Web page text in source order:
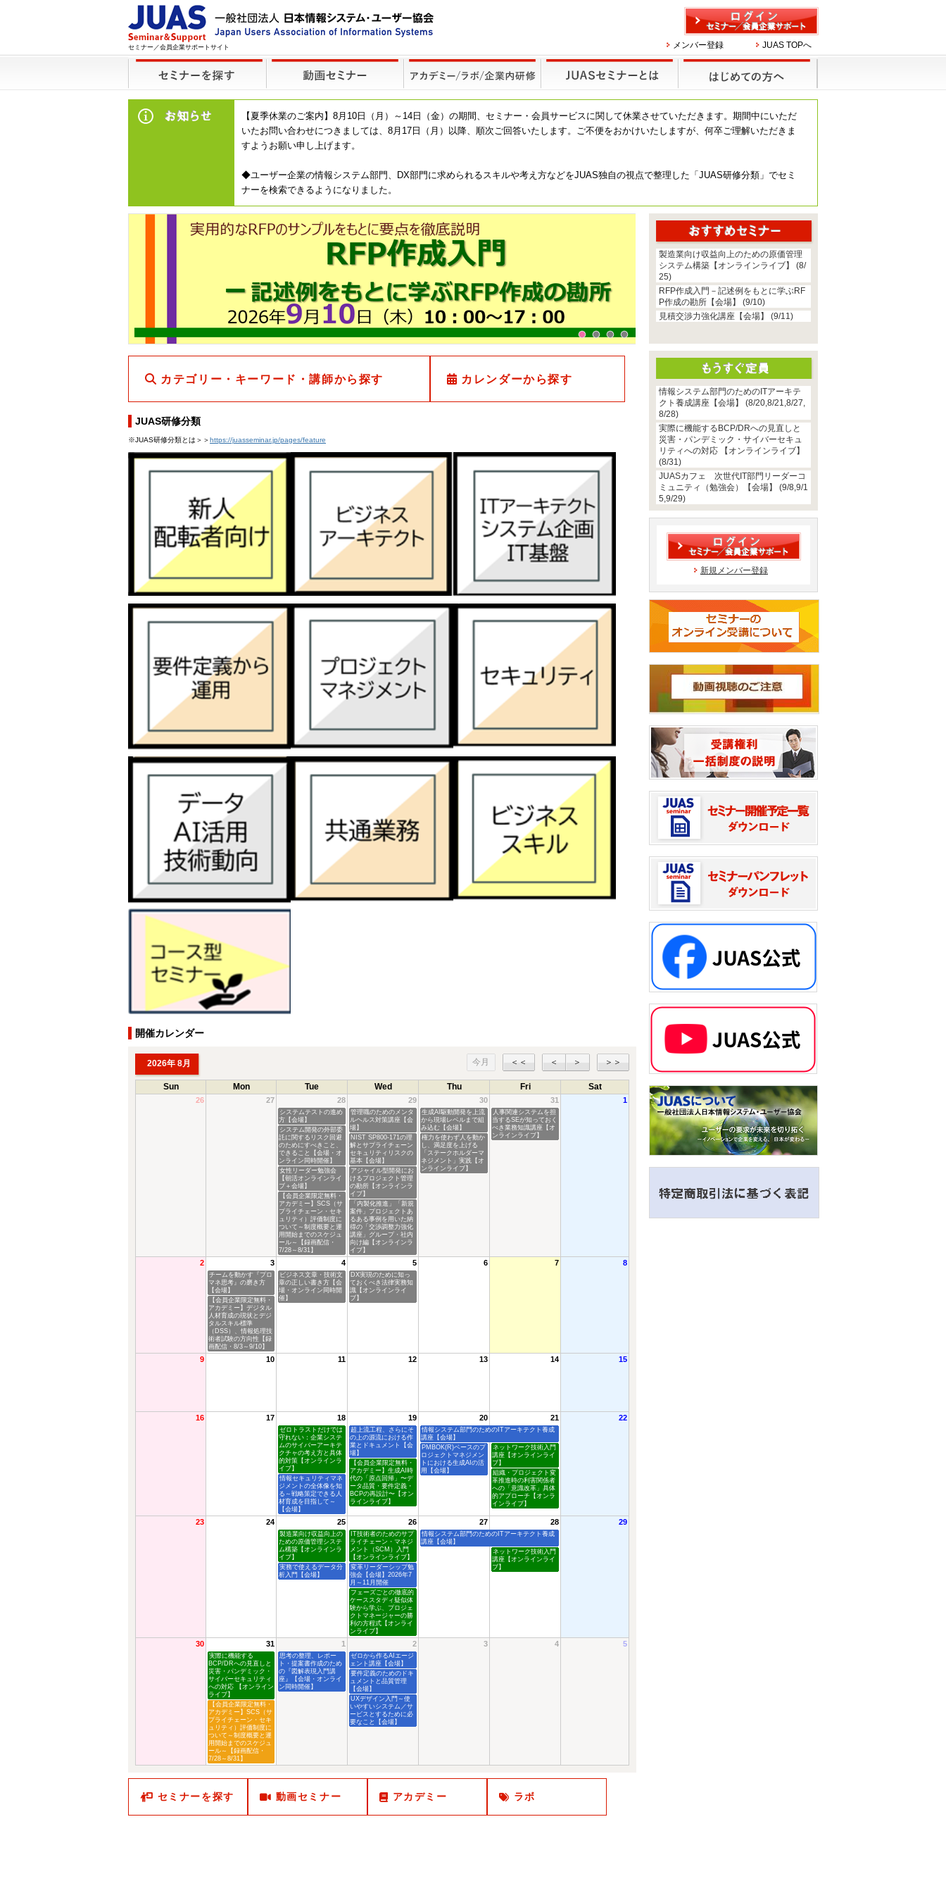
セミナー／会員企業サポートサイト メンバー登録 JUAS TOPへ
【夏季休業のご案内】8月10日（月）～14日（金）の期間、セミナー・会員サービスに関して休業させていただきます。期間中にいただ
いたお問い合わせにつきましては、8月17日（月）以降、順次ご回答いたします。ご不便をおかけいたしますが、何卒ご理解いただきま
すようお願い申し上げます。
◆ユーザー企業の情報システム部門、DX部門に求められるスキルや考え方などをJUAS独自の視点で整理した「JUAS研修分類」でセミ
ナーを検索できるようになりました。
カテゴリー・キーワード・講師から探す カレンダーから探す
JUAS研修分類
※JUAS研修分類とは＞＞https://juasseminar.jp/pages/feature
開催カレンダー
2026年 8月 今月 ＜＜ ＜ ＞ ＞＞
Sun Mon Tue Wed Thu Fri Sat
26 27 28 29 30 31 1
2 3 4 5 6 7 8
9 10 11 12 13 14 15
16 17 18 19 20 21 22
23 24 25 26 27 28 29
30 31 1 2 3 4 5
システムテストの進め
方【会場】
管理職のためのメンタ
ルヘルス対策講座【会
場】
生成AI駆動開発を上流
から現場レベルまで組
み込む【会場】
人事関連システムを担
当するSEが知っておく
べき業務知識講座【オ
ンラインライブ】
システム開発の外部委
託に関するリスク回避
のためにすべきこと、
できること【会場・オ
ンライン同時開催】
NIST SP800-171の理
解とサプライチェーン
セキュリティリスクの
基本【会場】
権力を使わず人を動か
し、満足度を上げる
「ステークホルダーマ
ネジメント」実践【オ
ンラインライブ】
女性リーダー勉強会
【朝活オンラインライ
ブ＋会場】
アジャイル型開発にお
けるプロジェクト管理
の勘所【オンラインラ
イブ】
【会員企業限定無料・
アカデミー】SCS（サ
プライチェーン・セキ
ュリティ）評価制度に
ついて～制度概要と運
用開始までのスケジュ
ール～【録画配信・
7/28～8/31】
「内製化推進」「新規
案件」プロジェクトあ
るある事例を用いた納
得の「交渉調整力強化
講座」グループ・社内
向け編【オンラインラ
イブ】
チームを動かす『プロ
マネ思考』の磨き方
【会場】
ビジネス文章・技術文
章の正しい書き方【会
場・オンライン同時開
催】
DX実現のために知っ
ておくべき法律実務知
識【オンラインライ
ブ】
【会員企業限定無料・
アカデミー】デジタル
人材育成の現状とデジ
タルスキル標準
（DSS）、情報処理技
術者試験の方向性【録
画配信・8/3～9/10】
情報システム部門のためのITアーキテクト養成
講座【会場】
ゼロトラストだけでは
守れない：企業システ
ムのサイバーアーキテ
クチャの考え方と具体
的対策【オンラインラ
イブ】
超上流工程、さらにそ
の上の源流における作
業とドキュメント【会
場】
情報セキュリティマネ
ジメントの全体像を知
る～戦略策定できる人
材育成を目指して～
【会場】
【会員企業限定無料・
アカデミー】生成AI時
代の「原点回帰」〜デ
ータ品質・要件定義・
BCPの再設計〜【オン
ラインライブ】
PMBOK(R)ベースのプ
ロジェクトマネジメン
トにおける生成AIの活
用【会場】
ネットワーク技術入門
講座【オンラインライ
ブ】
組織・プロジェクト変
革推進時の利害関係者
への「意識改革」具体
的アプローチ【オンラ
インライブ】
情報システム部門のためのITアーキテクト養成
講座【会場】
製造業向け収益向上の
ための原価管理システ
ム構築【オンラインラ
イブ】
IT技術者のためのサプ
ライチェーン・マネジ
メント（SCM）入門
【オンラインライブ】
実務で使えるデータ分
析入門【会場】
変革リーダーシップ勉
強会【会場】2026年7
月～11月開催
ネットワーク技術入門
講座【オンラインライ
ブ】
フェーズごとの徹底的
ケーススタディ疑似体
験から学ぶ、プロジェ
クトマネージャーの勝
利の方程式【オンライ
ンライブ】
実際に機能する
BCP/DRへの見直しと
災害・パンデミック・
サイバーセキュリティ
への対応 【オンライン
ライブ】
思考の整理、レポー
ト・提案書作成のため
の『図解表現入門講
座』【会場・オンライ
ン同時開催】
ゼロから作るAIエージ
ェント講座【会場】
【会員企業限定無料・
アカデミー】SCS（サ
プライチェーン・セキ
ュリティ）評価制度に
ついて～制度概要と運
用開始までのスケジュ
ール～【録画配信・
7/28～8/31】
要件定義のためのドキ
ュメントと品質管理
【会場】
UXデザイン入門～使
いやすいシステム／サ
ービスとするために必
要なこと【会場】
セミナーを探す 動画セミナー アカデミー ラボ
製造業向け収益向上のための原価管理
システム構築【オンラインライブ】 (8/
25)
RFP作成入門－記述例をもとに学ぶRF
P作成の勘所【会場】 (9/10)
見積交渉力強化講座【会場】 (9/11)
情報システム部門のためのITアーキテ
クト養成講座【会場】 (8/20,8/21,8/27,
8/28)
実際に機能するBCP/DRへの見直しと
災害・パンデミック・サイバーセキュ
リティへの対応 【オンラインライブ】
(8/31)
JUASカフェ 次世代IT部門リーダーコ
ミュニティ（勉強会）【会場】 (9/8,9/1
5,9/29)
新規メンバー登録